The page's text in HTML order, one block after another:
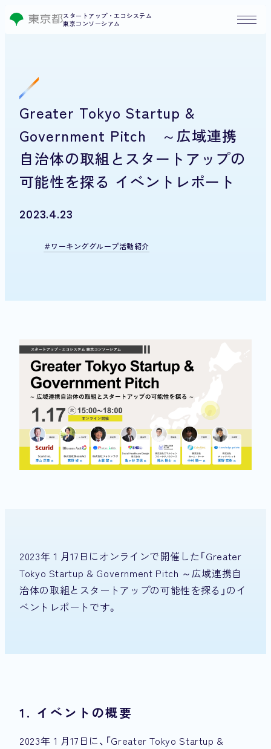
スタートアップ・エコシステム
東京コンソーシアム
Greater Tokyo Startup &
Government Pitch ～広域連携
自治体の取組とスタートアップの
可能性を探る イベントレポート
2023.4.23
ワーキンググループ活動紹介
2023年１月17日にオンラインで開催した「Greater
Tokyo Startup & Government Pitch ～広域連携自
治体の取組とスタートアップの可能性を探る」のイ
ベントレポートです。
1. イベントの概要
2023年１月17日に、「Greater Tokyo Startup &